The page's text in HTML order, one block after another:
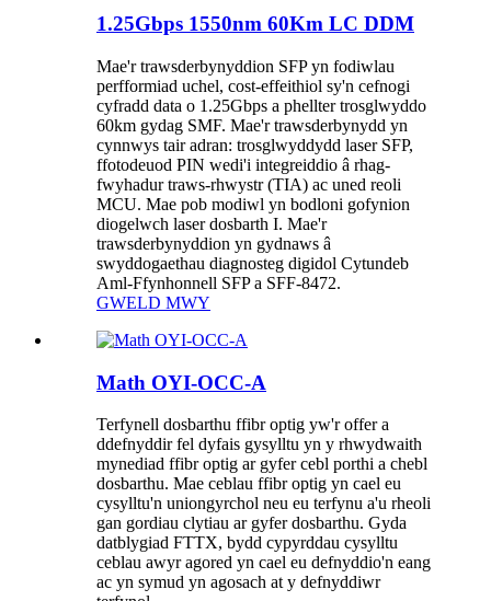
1.25Gbps 1550nm 60Km LC DDM
Mae'r trawsderbynyddion SFP yn fodiwlau
perfformiad uchel, cost-effeithiol sy'n cefnogi
cyfradd data o 1.25Gbps a phellter trosglwyddo
60km gydag SMF. Mae'r trawsderbynydd yn
cynnwys tair adran: trosglwyddydd laser SFP,
ffotodeuod PIN wedi'i integreiddio â rhag-
fwyhadur traws-rhwystr (TIA) ac uned reoli
MCU. Mae pob modiwl yn bodloni gofynion
diogelwch laser dosbarth I. Mae'r
trawsderbynyddion yn gydnaws â
swyddogaethau diagnosteg digidol Cytundeb
Aml-Ffynhonnell SFP a SFF-8472.
GWELD MWY
Math OYI-OCC-A
Terfynell dosbarthu ffibr optig yw'r offer a
ddefnyddir fel dyfais gysylltu yn y rhwydwaith
mynediad ffibr optig ar gyfer cebl porthi a chebl
dosbarthu. Mae ceblau ffibr optig yn cael eu
cysylltu'n uniongyrchol neu eu terfynu a'u rheoli
gan gordiau clytiau ar gyfer dosbarthu. Gyda
datblygiad FTTX, bydd cypyrddau cysylltu
ceblau awyr agored yn cael eu defnyddio'n eang
ac yn symud yn agosach at y defnyddiwr